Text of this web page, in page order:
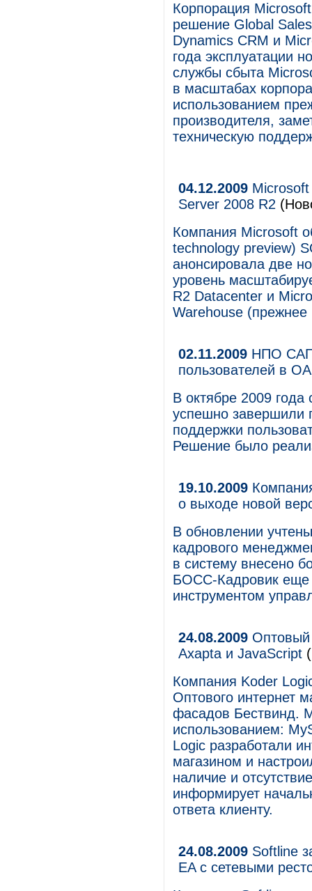
Корпорация
решение Global
Dynamics CRM и
года эксплуатации
службы сбыта
в масштабах
использованием
производителя,
техническую
04.12.2009
Server 2008 R2
Компания Microsoft
technology preview)
анонсировала две
уровень
R2 Datacenter и
Warehouse
02.11.2009 НПО
пользователей в
В октябре 2009
успешно завершили
поддержки
Решение было
19.10.2009
о выходе новой
В обновлении
кадрового
в систему внесено
БОСС-Кадровик
инструментом
24.08.2009 Оптовый
Axapta и JavaScript
Компания Koder
Оптового интернет
фасадов Бествинд.
использованием:
Logic разработали
магазином и
наличие и
информирует
ответа клиенту.
24.08.2009 Softline
EA с сетевыми